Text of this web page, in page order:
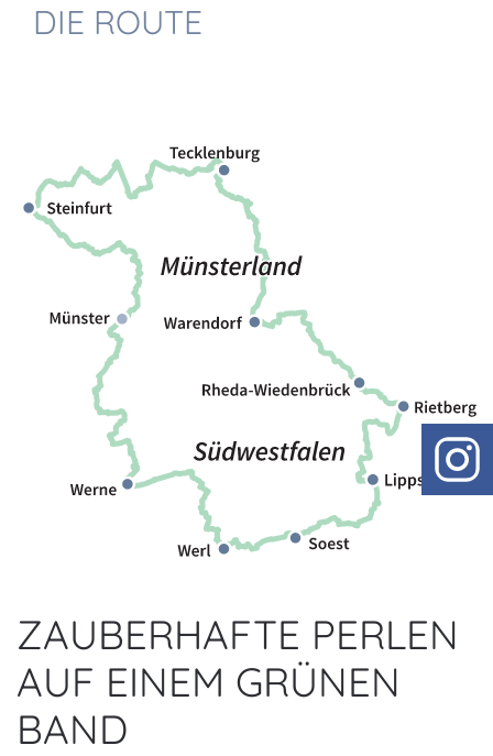
DIE ROUTE
ZAUBERHAFTE PERLEN
AUF EINEM GRÜNEN
BAND